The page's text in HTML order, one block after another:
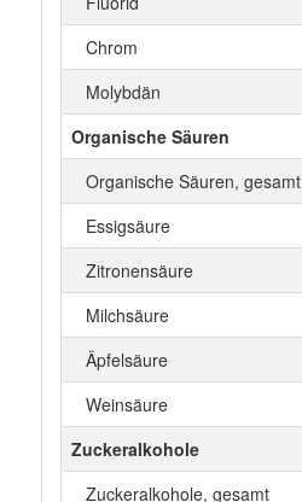
Chrom
Molybdän
Organische Säuren
Organische Säuren, gesamt
Essigsäure
Zitronensäure
Milchsäure
Äpfelsäure
Weinsäure
Zuckeralkohole
Zuckeralkohole, gesamt